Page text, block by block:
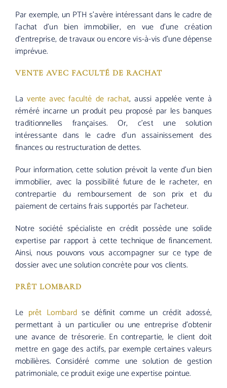
Par exemple, un PTH s’avère intéressant dans le cadre de
l’achat d’un bien immobilier, en vue d’une création
d’entreprise, de travaux ou encore vis-à-vis d’une dépense
imprévue.
VENTE AVEC FACULTÉ DE RACHAT
Lavente avec faculté de rachat, aussi appelée vente à
réméré incarne un produit peu proposé par les banques
traditionnelles françaises. Or, c’est une solution
intéressante dans le cadre d’un assainissement des
finances ou restructuration de dettes.
Pour information, cette solution prévoit la vente d’un bien
immobilier, avec la possibilité future de le racheter, en
contrepartie du remboursement de son prix et du
paiement de certains frais supportés par l’acheteur.
Notre société spécialiste en crédit possède une solide
expertise par rapport à cette technique de financement.
Ainsi, nous pouvons vous accompagner sur ce type de
dossier avec une solution concrète pour vos clients.
PRÊT LOMBARD
Le prêt Lombard se définit comme un crédit adossé,
permettant à un particulier ou une entreprise d’obtenir
une avance de trésorerie. En contrepartie, le client doit
mettre en gage des actifs, par exemple certaines valeurs
mobilières. Considéré comme une solution de gestion
patrimoniale, ce produit exige une expertise pointue.